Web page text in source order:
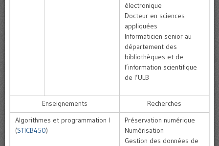
électronique
Docteur en sciences
appliquées
Informaticien senior au
département des
bibliothèques et de
l’information scientifique
de l’ULB
Enseignements
Recherches
Algorithmes et programmation I
(STICB450)
Préservation numérique
Numérisation
Gestion des données de